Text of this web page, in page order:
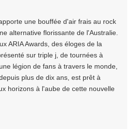
une bouffée d'air frais au rock
alternative florissante de l'Australie.
ARIA Awards, des éloges de la
sur triple j, de tournées à
légion de fans à travers le monde,
plus de dix ans, est prêt à
horizons à l'aube de cette nouvelle